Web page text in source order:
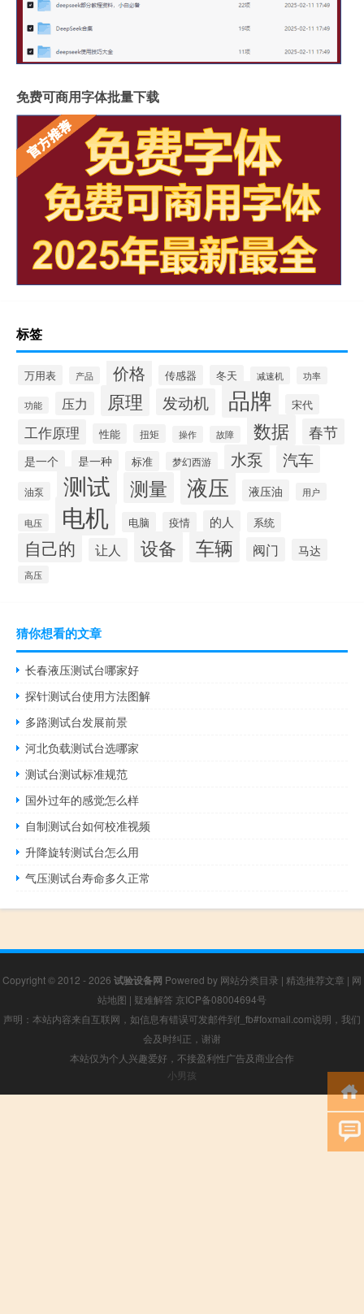
免费可商用字体批量下载
标签
万用表 产品 价格 传感器 冬天 减速机 功率
功能 压力 原理 发动机 品牌 宋代
工作原理 性能 扭矩 操作 故障 数据 春节
是一个 是一种 标准 梦幻西游 水泵 汽车
油泵 测试 测量 液压 液压油 用户
电压 电机 电脑 疫情 的人 系统
自己的 让人 设备 车辆 阀门 马达
高压
猜你想看的文章
长春液压测试台哪家好
探针测试台使用方法图解
多路测试台发展前景
河北负载测试台选哪家
测试台测试标准规范
国外过年的感觉怎么样
自制测试台如何校准视频
升降旋转测试台怎么用
气压测试台寿命多久正常
Copyright © 2012 - 2026 试验设备网 Powered by 网站分类目录 | 精选推荐文章 | 网
站地图 | 疑难解答 京ICP备08004694号
声明：本站内容来自互联网，如信息有错误可发邮件到f_fb#foxmail.com说明，我们
会及时纠正，谢谢
本站仅为个人兴趣爱好，不接盈利性广告及商业合作
小男孩